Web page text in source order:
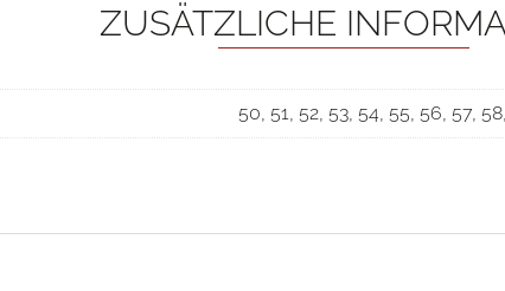
ZUSÄTZLICHE
50, 51, 52, 53, 54, 55, 56, 57,